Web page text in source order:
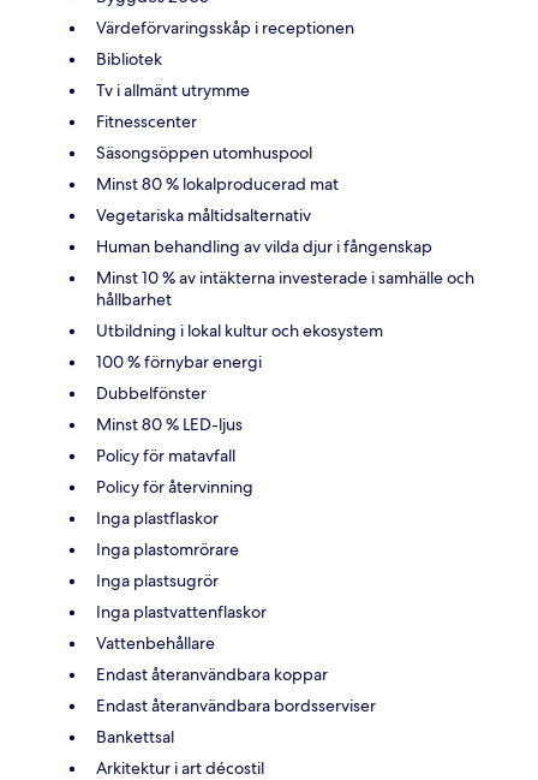
Värdeförvaringsskåp i receptionen
Bibliotek
Tv i allmänt utrymme
Fitnesscenter
Säsongsöppen utomhuspool
Minst 80 % lokalproducerad mat
Vegetariska måltidsalternativ
Human behandling av vilda djur i fångenskap
Minst 10 % av intäkterna investerade i samhälle och
hållbarhet
Utbildning i lokal kultur och ekosystem
100 % förnybar energi
Dubbelfönster
Minst 80 % LED-ljus
Policy för matavfall
Policy för återvinning
Inga plastflaskor
Inga plastomrörare
Inga plastsugrör
Inga plastvattenflaskor
Vattenbehållare
Endast återanvändbara koppar
Endast återanvändbara bordsserviser
Bankettsal
Arkitektur i art décostil